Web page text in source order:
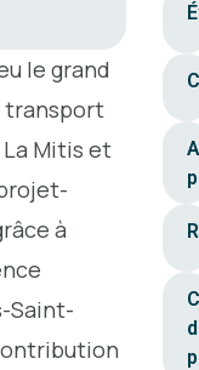
le grand
transport
Mitis et
à
Saint-